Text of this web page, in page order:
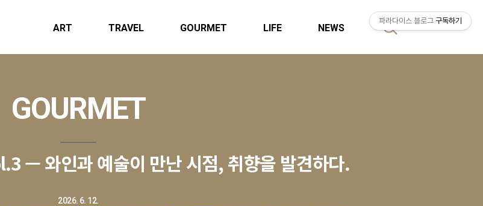
ART TRAVEL GOURMET LIFE NEWS
검
GOURMET
— 와인과 예술이 만난 시점, 취향을 발견하다.
2026. 6. 12.
파라다이스 블로그 구독하기